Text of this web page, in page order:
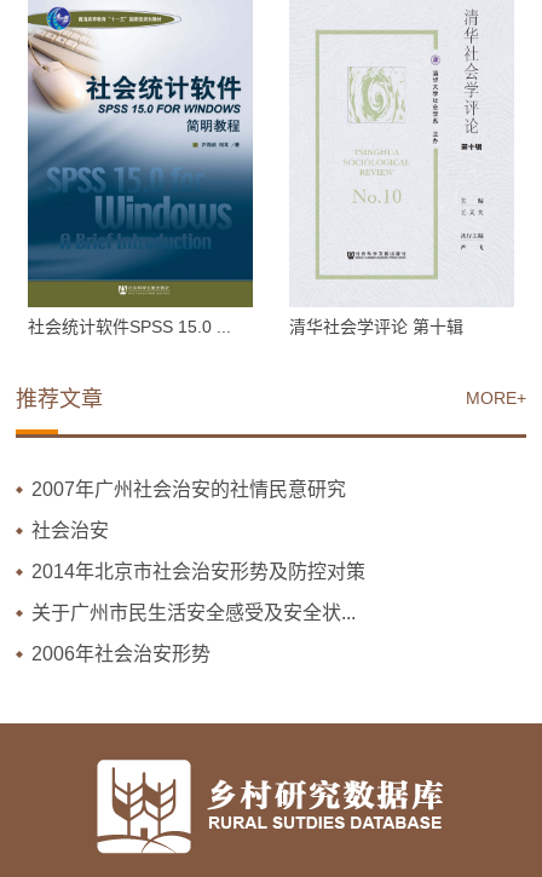
社会统计软件SPSS 15.0 ... 清华社会学评论 第十辑
MORE+
推荐文章
2007年广州社会治安的社情民意研究
社会治安
2014年北京市社会治安形势及防控对策
关于广州市民生活安全感受及安全状...
2006年社会治安形势